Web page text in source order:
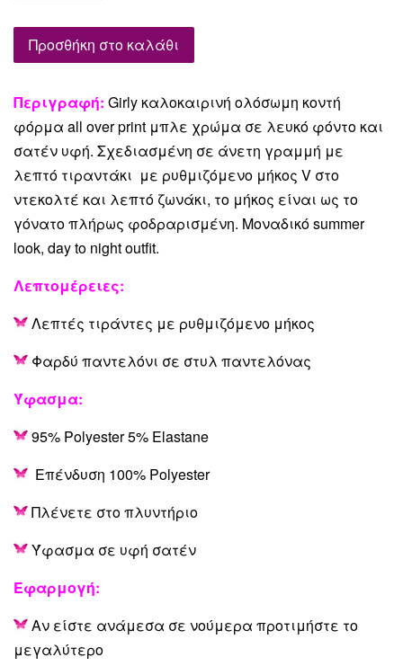
Προσθήκη στο καλάθι
Περιγραφή: Girly καλοκαιρινή ολόσωμη κοντή
φόρμα all over print μπλε χρώμα σε λευκό φόντο και
σατέν υφή. Σχεδιασμένη σε άνετη γραμμή με
λεπτό τιραντάκι με ρυθμιζόμενο μήκος V στο
ντεκολτέ και λεπτό ζωνάκι, το μήκος είναι ως το
γόνατο πλήρως φοδραρισμένη. Μοναδικό summer
look, day to night outfit.
Λεπτομέρειες:
Λεπτές τιράντες με ρυθμιζόμενο μήκος
Φαρδύ παντελόνι σε στυλ παντελόνας
Ύφασμα:
95% Polyester 5% Elastane
Επένδυση 100% Polyester
Πλένετε στο πλυντήριο
Ύφασμα σε υφή σατέν
Εφαρμογή:
Αν είστε ανάμεσα σε νούμερα προτιμήστε το
μεγαλύτερο